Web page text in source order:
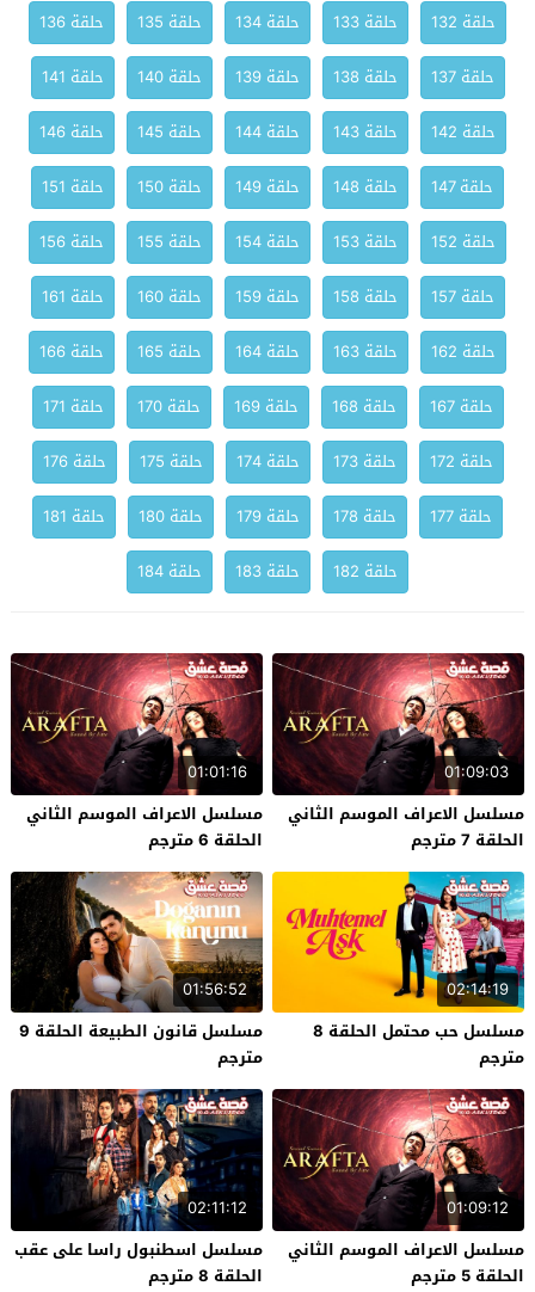
حلقة 132 حلقة 133 حلقة 134 حلقة 135
حلقة 136
حلقة 137
حلقة 138 حلقة 139 حلقة 140
حلقة 141
حلقة 142
حلقة 143 حلقة 144 حلقة 145
حلقة 146
حلقة 147
حلقة 148 حلقة 149 حلقة 150
حلقة 151
حلقة 152
حلقة 153 حلقة 154 حلقة 155
حلقة 156
حلقة 157
حلقة 158 حلقة 159 حلقة 160
حلقة 161
حلقة 162
حلقة 163 حلقة 164 حلقة 165
حلقة 166
حلقة 167
حلقة 168 حلقة 169 حلقة 170
حلقة 171
حلقة 172
حلقة 173 حلقة 174 حلقة 175
حلقة 176
حلقة 177
حلقة 178 حلقة 179 حلقة 180
حلقة 181
حلقة 182
حلقة 183 حلقة 184
01:09:03
مسلسل الاعراف الموسم الثاني
الحلقة 7 مترجم
01:01:16
مسلسل الاعراف الموسم الثاني
الحلقة 6 مترجم
02:14:19
مسلسل حب محتمل الحلقة 8
مترجم
01:56:52
مسلسل قانون الطبيعة الحلقة 9
مترجم
01:09:12
مسلسل الاعراف الموسم الثاني
الحلقة 5 مترجم
02:11:12
مسلسل اسطنبول راسا على عقب
الحلقة 8 مترجم